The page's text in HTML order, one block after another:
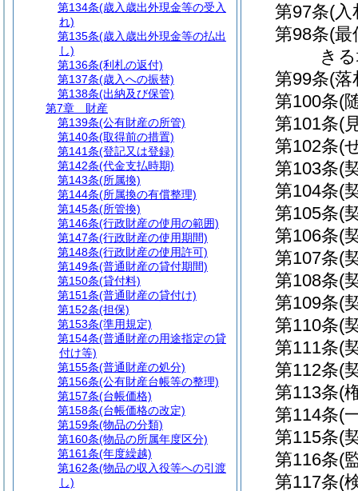
第97条(入
第98条(最
き
第99条(落
第100条(
第101条(
第102条(
第103条(
第104条(
第105条(
第106条(
第107条(
第108条(
第109条(
第110条(
第111条(
第112条(
第113条(
第114条(
第115条(
第116条(
第117条(
第134条(歳入歳出外現金等の受入
れ)
第135条(歳入歳出外現金等の払出
し)
第136条(利札の返付)
第137条(歳入への振替)
第138条(出納及び保管)
第7章
財産
第139条(公有財産の所管)
第140条(取得前の措置)
第141条(登記又は登録)
第142条(代金支払時期)
第143条(所属換)
第144条(所属換の有償整理)
第145条(所管換)
第146条(行政財産の使用の範囲)
第147条(行政財産の使用期間)
第148条(行政財産の使用許可)
第149条(普通財産の貸付期間)
第150条(貸付料)
第151条(普通財産の貸付け)
第152条(担保)
第153条(準用規定)
第154条(普通財産の用途指定の貸
付け等)
第155条(普通財産の処分)
第156条(公有財産台帳等の整理)
第157条(台帳価格)
第158条(台帳価格の改定)
第159条(物品の分類)
第160条(物品の所属年度区分)
第161条(年度繰越)
第162条(物品の収入役等への引渡
し)